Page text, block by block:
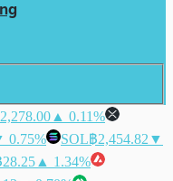
▲ 0.11%
0.75% SOL฿2,454.82 ▼
▲ 1.34%